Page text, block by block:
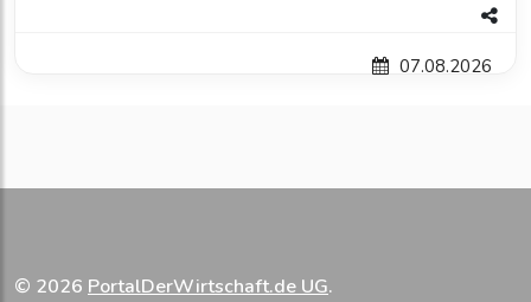
07.08.2026
© 2026 PortalDerWirtschaft.de UG.